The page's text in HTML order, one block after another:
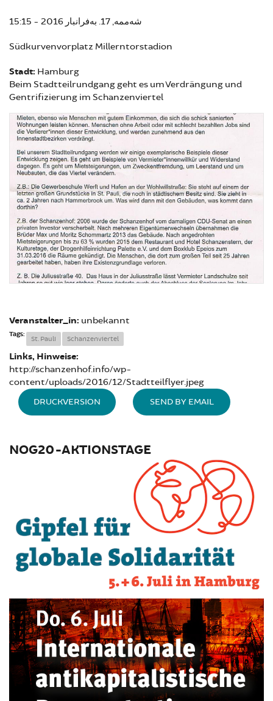
شەممە, 17. بەفرانبار 2016 - 15:15
Südkurvenvorplatz Millerntorstadion
Stadt: Hamburg
Beim Stadtteilrundgang geht es um Verdrängung und
Gentrifizierung im Schanzenviertel
Veranstalter_in: unbekannt
Tags:
St. Pauli Schanzenviertel
Links, Hinweise:
http://schanzenhof.info/wp-
content/uploads/2016/12/Stadtteilflyer.jpeg
DRUCKVERSION SEND BY EMAIL
NOG20-AKTIONSTAGE